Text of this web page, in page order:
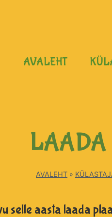
AVALEHT
AVALEHT »
selle aasta laada